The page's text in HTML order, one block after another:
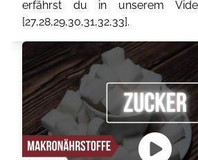
erfährst du in unserem
[27,28,29,30,31,32,33].